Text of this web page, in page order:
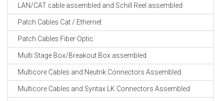
LAN/CAT cable assembled and Schill Reel assembled
Patch Cables Cat / Ethernet
Patch Cables Fiber Optic
Multi Stage Box/Breakout Box assembled
Multicore Cables and Neutrik Connectors Assembled
Multicore Cables and Syntax LK Connectors Assembled